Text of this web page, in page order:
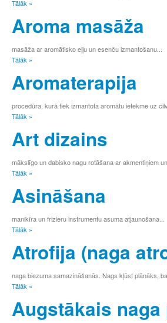
Tālāk »
Aroma masāža
masāža ar aromātisko eļļu un esenču izmantošanu...
Tālāk »
Aromaterapija
procedūra, kurā tiek izmantota aromātu ietekme uz
Tālāk »
Art dizains
mākslīgo un dabisko nagu rotāšana ar akmentiņiem un
Tālāk »
Asināšana
manikīra un frizieru instrumentu asuma atjaunošana...
Tālāk »
Atrofija (naga
naga biezuma samazināšanās. Nags kļūst plānāks,
Tālāk »
Augstākais